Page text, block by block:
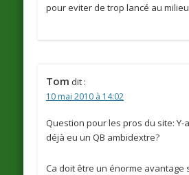
pour eviter de trop lancé au
Tom dit :
10 mai 2010 à 14:02
Question pour les pros du site: Y-
déjà eu un QB ambidextre?
Ca doit être un énorme avantage